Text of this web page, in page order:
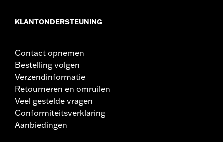
KLANTONDERSTEUNING
Contact opnemen
Bestelling volgen
Verzendinformatie
Retourneren en omruilen
Veel gestelde vragen
Conformiteitsverklaring
Aanbiedingen